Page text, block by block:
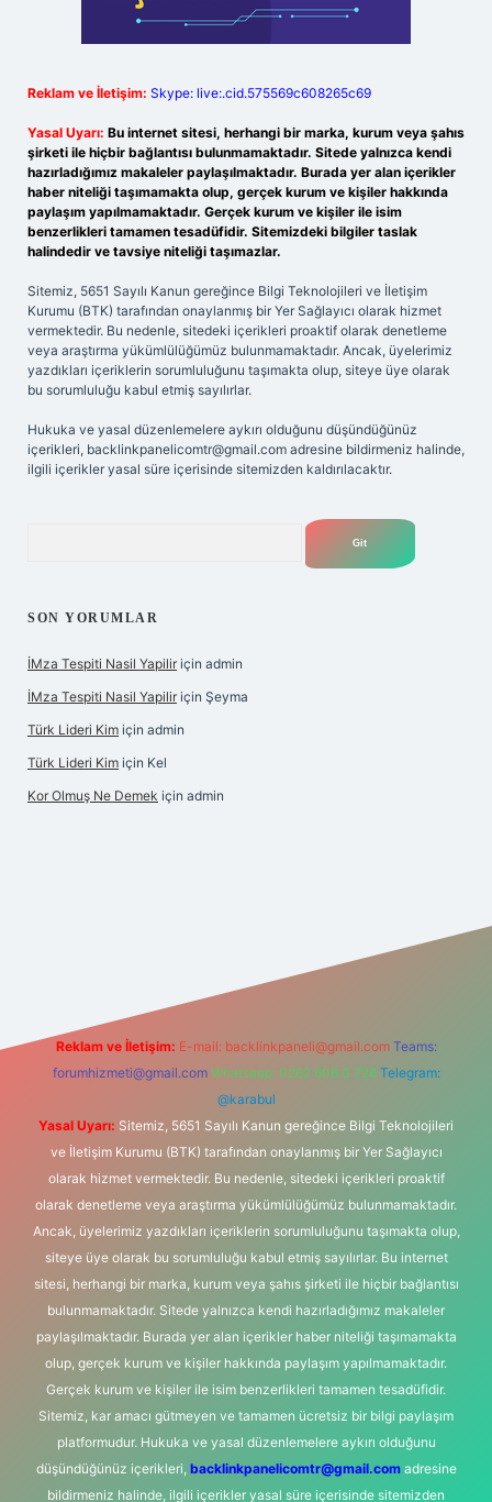
Reklam ve İletişim: Skype: live:.cid.575569c608265c69
Yasal Uyarı: Bu internet sitesi, herhangi bir marka, kurum veya şahıs
şirketi ile hiçbir bağlantısı bulunmamaktadır. Sitede yalnızca kendi
hazırladığımız makaleler paylaşılmaktadır. Burada yer alan içerikler
haber niteliği taşımamakta olup, gerçek kurum ve kişiler hakkında
paylaşım yapılmamaktadır. Gerçek kurum ve kişiler ile isim
benzerlikleri tamamen tesadüfidir. Sitemizdeki bilgiler taslak
halindedir ve tavsiye niteliği taşımazlar.
Sitemiz, 5651 Sayılı Kanun gereğince Bilgi Teknolojileri ve İletişim
Kurumu (BTK) tarafından onaylanmış bir Yer Sağlayıcı olarak hizmet
vermektedir. Bu nedenle, sitedeki içerikleri proaktif olarak denetleme
veya araştırma yükümlülüğümüz bulunmamaktadır. Ancak, üyelerimiz
yazdıkları içeriklerin sorumluluğunu taşımakta olup, siteye üye olarak
bu sorumluluğu kabul etmiş sayılırlar.
Hukuka ve yasal düzenlemelere aykırı olduğunu düşündüğünüz
içerikleri, backlinkpanelicomtr@gmail.com adresine bildirmeniz halinde,
ilgili içerikler yasal süre içerisinde sitemizden kaldırılacaktır.
SON YORUMLAR
İMza Tespiti Nasil Yapilir için admin
İMza Tespiti Nasil Yapilir için Şeyma
Türk Lideri Kim için admin
Türk Lideri Kim için Kel
Kor Olmuş Ne Demek için admin
Reklam ve İletişim: E-mail: backlinkpaneli@gmail.com Teams:
forumhizmeti@gmail.com Whatsapp: 0262 606 0 726 Telegram:
@karabul
Yasal Uyarı: Sitemiz, 5651 Sayılı Kanun gereğince Bilgi Teknolojileri
ve İletişim Kurumu (BTK) tarafından onaylanmış bir Yer Sağlayıcı
olarak hizmet vermektedir. Bu nedenle, sitedeki içerikleri proaktif
olarak denetleme veya araştırma yükümlülüğümüz bulunmamaktadır.
Ancak, üyelerimiz yazdıkları içeriklerin sorumluluğunu taşımakta olup,
siteye üye olarak bu sorumluluğu kabul etmiş sayılırlar. Bu internet
sitesi, herhangi bir marka, kurum veya şahıs şirketi ile hiçbir bağlantısı
bulunmamaktadır. Sitede yalnızca kendi hazırladığımız makaleler
paylaşılmaktadır. Burada yer alan içerikler haber niteliği taşımamakta
olup, gerçek kurum ve kişiler hakkında paylaşım yapılmamaktadır.
Gerçek kurum ve kişiler ile isim benzerlikleri tamamen tesadüfidir.
Sitemiz, kar amacı gütmeyen ve tamamen ücretsiz bir bilgi paylaşım
platformudur. Hukuka ve yasal düzenlemelere aykırı olduğunu
düşündüğünüz içerikleri, backlinkpanelicomtr@gmail.comadresine
bildirmeniz halinde, ilgili içerikler yasal süre içerisinde sitemizden